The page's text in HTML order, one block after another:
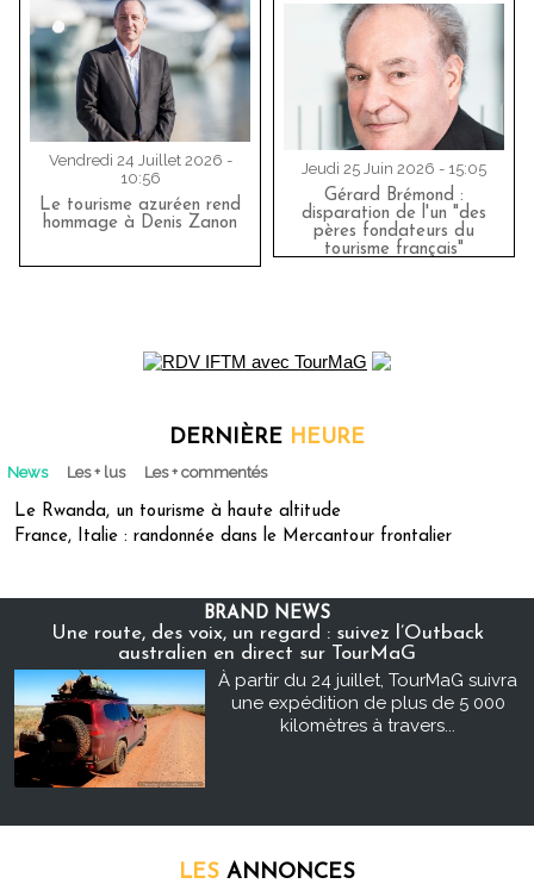
Vendredi 24 Juillet 2026 -
10:56
Le tourisme azuréen rend
hommage à Denis Zanon
Jeudi 25 Juin 2026 - 15:05
Gérard Brémond :
disparation de l'un "des
pères fondateurs du
tourisme français"
DERNIÈRE HEURE
News Les + lus Les + commentés
Le Rwanda, un tourisme à haute altitude
France, Italie : randonnée dans le Mercantour frontalier
BRAND NEWS
Une route, des voix, un regard : suivez l’Outback
australien en direct sur TourMaG
À partir du 24 juillet, TourMaG suivra
une expédition de plus de 5 000
kilomètres à travers...
LES ANNONCES